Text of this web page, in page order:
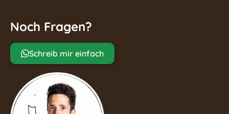
Noch Fragen?
Schreib mir einfach